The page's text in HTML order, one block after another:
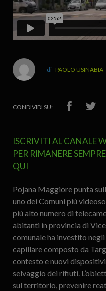
PAOLO USINABIA
CONDIVIDI SU:
ISCRIVITI AL CANALE
PER RIMANERE
QUI
Pojana Maggiore punta
uno dei Comuni più
più alto numero di
abitanti in provincia di
comunale ha investito
capillare composto da
contesto e nuovi
selvaggio dei rifiuti.
sul territorio, prevenire